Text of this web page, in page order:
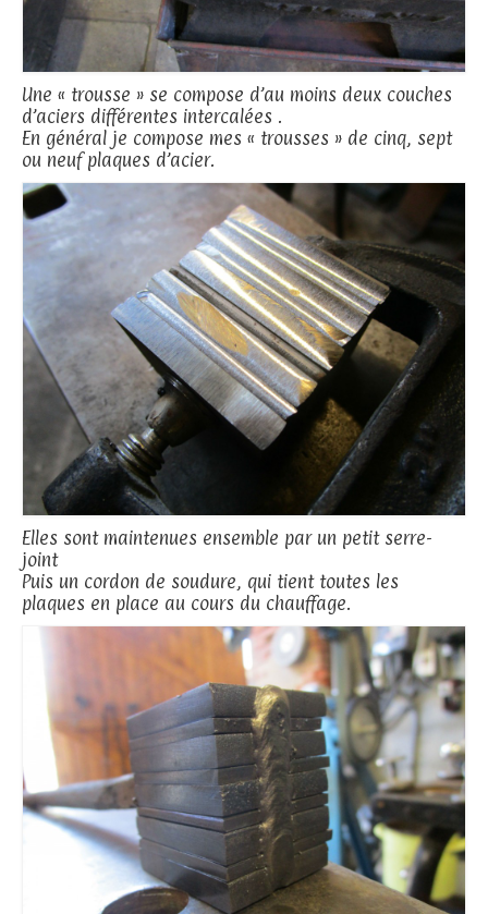
Une « trousse » se compose d’au moins deux couches
d’aciers différentes intercalées .
En général je compose mes « trousses » de cinq, sept
ou neuf plaques d’acier.
Elles sont maintenues ensemble par un petit serre-
joint
Puis un cordon de soudure, qui tient toutes les
plaques en place au cours du chauffage.